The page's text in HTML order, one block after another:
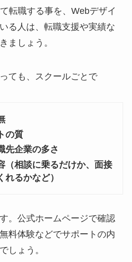
転職する事を、Webデザイ
る人は、転職支援や実績な
ましょう。
ても、スクールごとで
の質
先企業の多さ
（相談に乗るだけか、面接
るかなど）
。公式ホームページで確認
料体験などでサポートの内
しょう。